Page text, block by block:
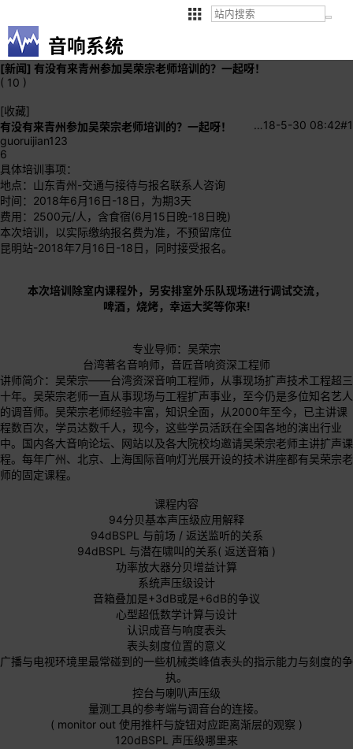
音响系统
[新闻] 有没有来青州参加吴荣宗老师培训的？一起呀！
( 10 )
[收藏]
#1
18-5-30 08:42
…
有没有来青州参加吴荣宗老师培训的？一起呀！
guoruijian123
6
具体培训事项：
地点：山东青州-交通与接待与报名联系人咨询
时间：2018年6月16日-18日，为期3天
费用：2500元/人，含食宿(6月15日晚-18日晚)
本次培训，以实际缴纳报名费为准，不预留席位
昆明站-2018年7月16日-18日，同时接受报名。
本次培训除室内课程外，另安排室外乐队现场进行调试交流，
啤酒，烧烤，幸运大奖等你来!
专业导师：吴荣宗
台湾著名音响师，音匠音响资深工程师
讲师简介：吴荣宗——台湾资深音响工程师，从事现场扩声技术工程超三
十年。吴荣宗老师一直从事现场与工程扩声事业，至今仍是多位知名艺人
的调音师。吴荣宗老师经验丰富，知识全面，从2000年至今，已主讲课
程数百次，学员达数千人，现今，这些学员活跃在全国各地的演出行业
中。国内各大音响论坛、网站以及各大院校均邀请吴荣宗老师主讲扩声课
程。每年广州、北京、上海国际音响灯光展开设的技术讲座都有吴荣宗老
师的固定课程。
课程内容
94分贝基本声压级应用解释
94dBSPL 与前场 / 返送监听的关系
94dBSPL 与潜在啸叫的关系( 返送音箱 )
功率放大器分贝增益计算
系统声压级设计
音箱叠加是+3dB或是+6dB的争议
心型超低数学计算与设计
认识成音与响度表头
表头刻度位置的意义
广播与电视环境里最常碰到的一些机械类峰值表头的指示能力与刻度的争
执。
控台与喇叭声压级
量测工具的参考端与调音台的连接。
( monitor out 使用推杆与旋钮对应距离渐层的观察 )
120dBSPL 声压级哪里来